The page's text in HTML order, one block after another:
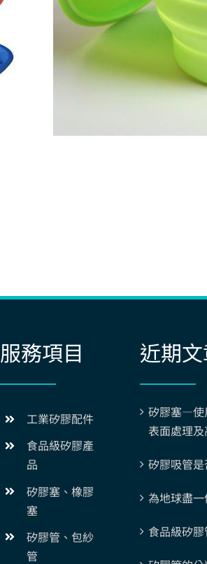
服務項目
工業矽膠配件
食品級矽膠產
品
矽膠塞、橡膠
塞
矽膠管、包紗
管
近期
矽膠塞—使
表面處理
矽膠吸管是
為地球盡
食品級矽